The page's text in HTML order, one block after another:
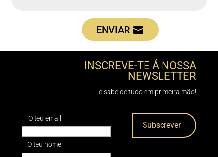
ENVIAR
INSCREVE-TE Á NOSSA
NEWSLETTER
e sabe de tudo em primeira mão!
O teu email:
O teu nome: